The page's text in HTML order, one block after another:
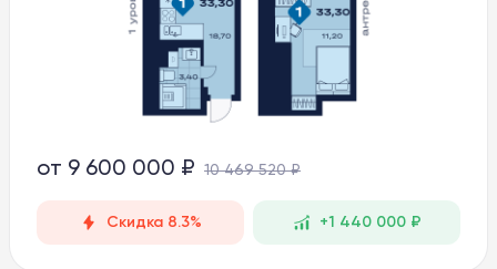
от 9 600 000 ₽ 10 469 520 ₽
Скидка 8.3% +1 440 000 ₽